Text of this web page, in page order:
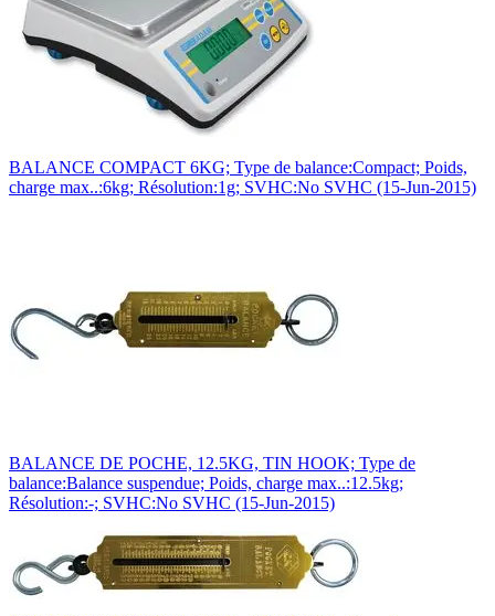
BALANCE COMPACT 6KG; Type de balance:Compact; Poids,
charge max..:6kg; Résolution:1g; SVHC:No SVHC (15-Jun-2015)
BALANCE DE POCHE, 12.5KG, TIN HOOK; Type de
balance:Balance suspendue; Poids, charge max..:12.5kg;
Résolution:-; SVHC:No SVHC (15-Jun-2015)